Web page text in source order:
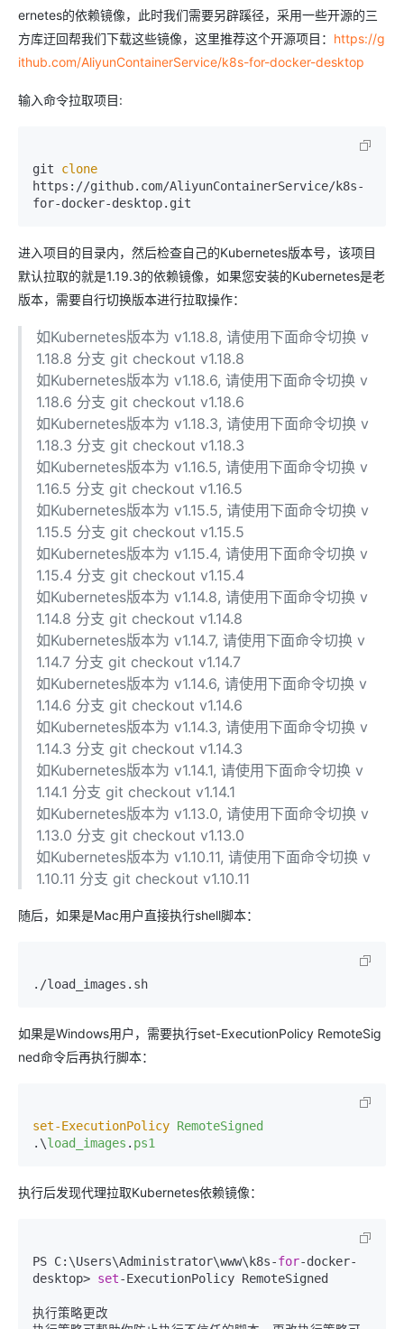
ernetes的依赖镜像，此时我们需要另辟蹊径，采用一些开源的三
方库迂回帮我们下载这些镜像，这里推荐这个开源项目： https://g
ithub.com/AliyunContainerService/k8s-for-docker-desktop
输入命令拉取项目:
git clone
https://github.com/AliyunContainerService/k8s-
for-docker-desktop.git
进入项目的目录内，然后检查自己的Kubernetes版本号，该项目
默认拉取的就是1.19.3的依赖镜像，如果您安装的Kubernetes是老
版本，需要自行切换版本进行拉取操作：
如Kubernetes版本为 v1.18.8, 请使用下面命令切换 v
1.18.8 分支 git checkout v1.18.8
如Kubernetes版本为 v1.18.6, 请使用下面命令切换 v
1.18.6 分支 git checkout v1.18.6
如Kubernetes版本为 v1.18.3, 请使用下面命令切换 v
1.18.3 分支 git checkout v1.18.3
如Kubernetes版本为 v1.16.5, 请使用下面命令切换 v
1.16.5 分支 git checkout v1.16.5
如Kubernetes版本为 v1.15.5, 请使用下面命令切换 v
1.15.5 分支 git checkout v1.15.5
如Kubernetes版本为 v1.15.4, 请使用下面命令切换 v
1.15.4 分支 git checkout v1.15.4
如Kubernetes版本为 v1.14.8, 请使用下面命令切换 v
1.14.8 分支 git checkout v1.14.8
如Kubernetes版本为 v1.14.7, 请使用下面命令切换 v
1.14.7 分支 git checkout v1.14.7
如Kubernetes版本为 v1.14.6, 请使用下面命令切换 v
1.14.6 分支 git checkout v1.14.6
如Kubernetes版本为 v1.14.3, 请使用下面命令切换 v
1.14.3 分支 git checkout v1.14.3
如Kubernetes版本为 v1.14.1, 请使用下面命令切换 v
1.14.1 分支 git checkout v1.14.1
如Kubernetes版本为 v1.13.0, 请使用下面命令切换 v
1.13.0 分支 git checkout v1.13.0
如Kubernetes版本为 v1.10.11, 请使用下面命令切换 v
1.10.11 分支 git checkout v1.10.11
随后，如果是Mac用户直接执行shell脚本：
./load_images.sh
如果是Windows用户，需要执行set-ExecutionPolicy RemoteSig
ned命令后再执行脚本：
set-ExecutionPolicy RemoteSigned
.\load_images . ps1
执行后发现代理拉取Kubernetes依赖镜像：
PS C:\Users\Administrator\www\k8s-for-docker-
desktop> set-ExecutionPolicy RemoteSigned
执行策略更改